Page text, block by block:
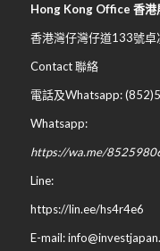
Hong Kong Office 香港
香港灣仔灣仔道133號
Contact 聯絡
電話及Whatsapp:
Whatsapp:
https://wa.me/
Line:
https://lin.ee/hs4r4e6
E-mail: